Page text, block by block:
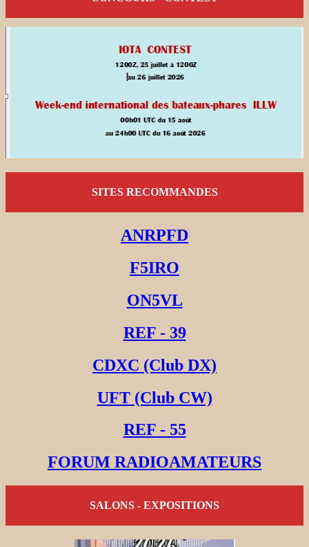
SITES RECOMMANDES
ANRPFD
F5IRO
ON5VL
REF - 39
CDXC (Club DX)
UFT (Club CW)
REF - 55
FORUM RADIOAMATEURS
SALONS - EXPOSITIONS